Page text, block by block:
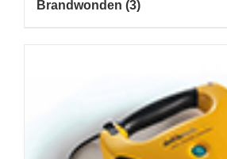
Brandwonden (3)